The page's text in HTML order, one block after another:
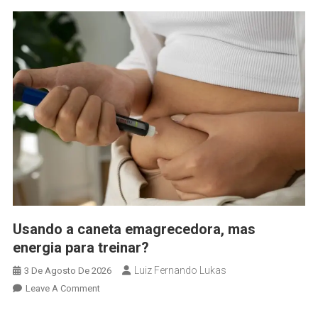
Usando a caneta emagrecedora, mas
energia para treinar?
3 De Agosto De 2026 Luiz Fernando Lukas
Leave A Comment